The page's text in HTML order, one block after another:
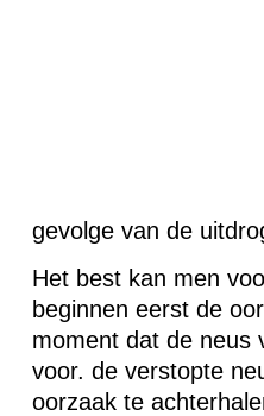
gevolge van de
Het best kan men
beginnen eerst de
moment dat de neus
voor. de verstopte
oorzaak te